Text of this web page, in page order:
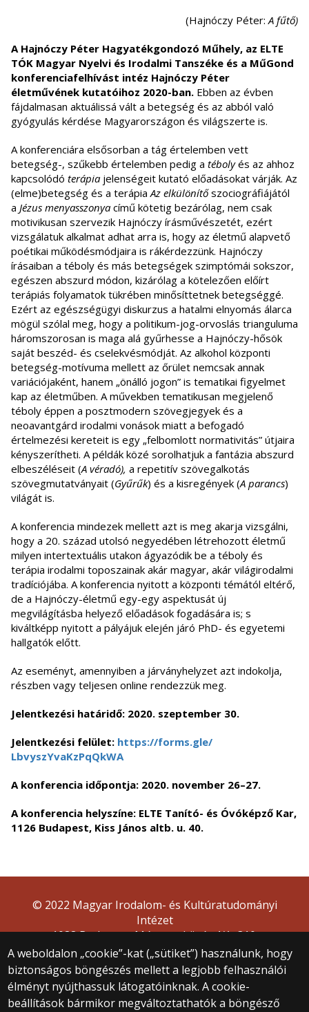
(Hajnóczy Péter:A fűtő)
A Hajnóczy Péter Hagyatékgondozó Műhely, az ELTE
TÓK Magyar Nyelvi és Irodalmi Tanszéke és a MűGond
konferenciafelhívást intéz Hajnóczy Péter
életművének kutatóihoz 2020-ban. Ebben az évben
fájdalmasan aktuálissá vált a betegség és az abból való
gyógyulás kérdése Magyarországon és világszerte is.
A konferenciára elsősorban a tág értelemben vett
betegség-, szűkebb értelemben pedig a tébolyés az ahhoz
kapcsolódó terápia jelenségeit kutató előadásokat várják. Az
(elme)betegség és a terápiaAz elkülönítőszociográfiájától
a Jézus menyasszonya című kötetig bezárólag, nem csak
motivikusan szervezik Hajnóczy írásművészetét, ezért
vizsgálatuk alkalmat adhat arra is, hogy az életmű alapvető
poétikai működésmódjaira is rákérdezzünk. Hajnóczy
írásaiban a téboly és más betegségek szimptómái sokszor,
egészen abszurd módon, kizárólag a kötelezően előírt
terápiás folyamatok tükrében minősíttetnek betegséggé.
Ezért az egészségügyi diskurzus a hatalmi elnyomás álarca
mögül szólal meg, hogy a politikum-jog-orvoslás trianguluma
háromszorosan is maga alá gyűrhesse a Hajnóczy-hősök
saját beszéd- és cselekvésmódját. Az alkohol központi
betegség-motívuma mellett az őrület nemcsak annak
variációjaként, hanem „önálló jogon” is tematikai figyelmet
kap az életműben. A művekben tematikusan megjelenő
téboly éppen a posztmodern szövegjegyek és a
neoavantgárd irodalmi vonások miatt a befogadó
értelmezési kereteit is egy „felbomlott normativitás” útjaira
kényszerítheti. A példák közé sorolhatjuk a fantázia abszurd
elbeszéléseit (A véradó), a repetitív szövegalkotás
szövegmutatványait (Gyűrűk) és a kisregények (A parancs)
világát is.
A konferencia mindezek mellett azt is meg akarja vizsgálni,
hogy a 20. század utolsó negyedében létrehozott életmű
milyen intertextuális utakon ágyazódik be a téboly és
terápia irodalmi toposzainak akár magyar, akár világirodalmi
tradíciójába. A konferencia nyitott a központi témától eltérő,
de a Hajnóczy-életmű egy-egy aspektusát új
megvilágításba helyező előadások fogadására is; s
kiváltképp nyitott a pályájuk elején járó PhD- és egyetemi
hallgatók előtt.
Az eseményt, amennyiben a járványhelyzet azt indokolja,
részben vagy teljesen online rendezzük meg.
Jelentkezési határidő: 2020. szeptember 30.
Jelentkezési felület: https://forms.gle/
LbvyszYvaKzPqQkWA
A konferencia időpontja: 2020. november 26–27.
A konferencia helyszíne: ELTE Tanító- és Óvóképző Kar,
1126 Budapest, Kiss János altb. u. 40.
A weboldalon „cookie”-kat („sütiket”) használunk, hogy
biztonságos böngészés mellett a legjobb felhasználói
élményt nyújthassuk látogatóinknak. A cookie-
beállítások bármikor megváltoztathatók a böngésző
© 2022 Magyar Irodalom- és Kultúratudományi
Intézet
1088 Budapest, Múzeum körút 4/A, 310.